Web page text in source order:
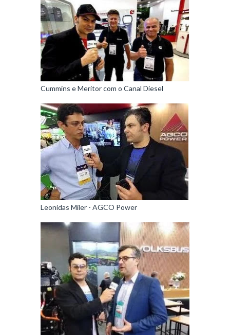
Cummins e Meritor com o Canal Diesel
Leonidas Miler - AGCO Power